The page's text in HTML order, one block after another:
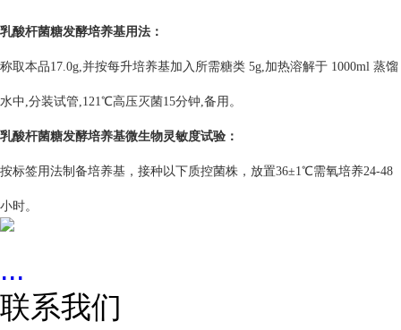
乳酸杆菌糖发酵培养基用法：
称取本品17.0g,并按每升培养基加入所需糖类 5g,加热溶解于 1000ml 蒸馏
水中,分装试管,121℃高压灭菌15分钟,备用。
乳酸杆菌糖发酵培养基微生物灵敏度试验：
按标签用法制备培养基，接种以下质控菌株，放置36±1℃需氧培养24-48
小时。
...
联系我们